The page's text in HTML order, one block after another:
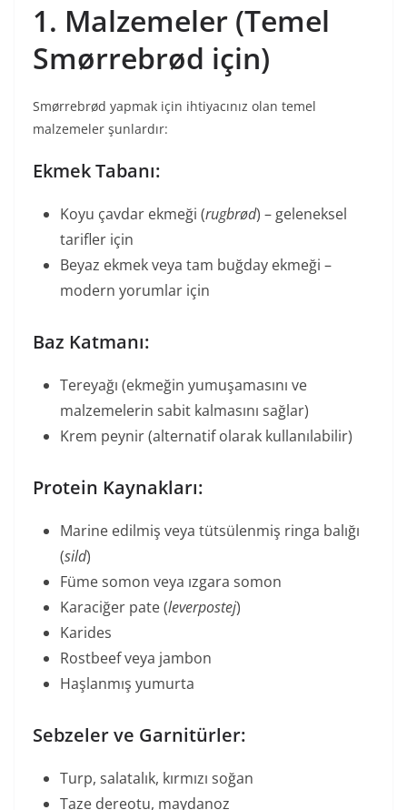
1. Malzemeler (Temel
Smørrebrød için)
Smørrebrød yapmak için ihtiyacınız olan temel
malzemeler şunlardır:
Ekmek Tabanı:
Koyu çavdar ekmeği (rugbrød) – geleneksel
tarifler için
Beyaz ekmek veya tam buğday ekmeği –
modern yorumlar için
Baz Katmanı:
Tereyağı (ekmeğin yumuşamasını ve
malzemelerin sabit kalmasını sağlar)
Krem peynir (alternatif olarak kullanılabilir)
Protein Kaynakları:
Marine edilmiş veya tütsülenmiş ringa balığı
(sild)
Füme somon veya ızgara somon
Karaciğer pate (leverpostej)
Karides
Rostbeef veya jambon
Haşlanmış yumurta
Sebzeler ve Garnitürler:
Turp, salatalık, kırmızı soğan
Taze dereotu, maydanoz